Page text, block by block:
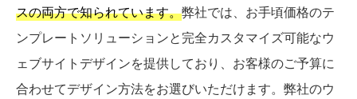
スの両方で知られています。弊社では、お手頃価格のテ
ンプレートソリューションと完全カスタマイズ可能なウ
ェブサイトデザインを提供しており、お客様のご予算に
合わせてデザイン方法をお選びいただけます。弊社のウ